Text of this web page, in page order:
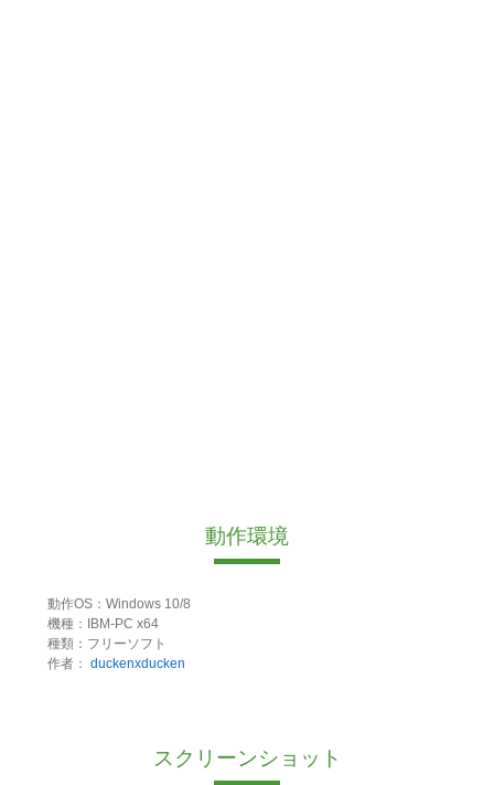
動作環境
動作OS：Windows 10/8
機種：IBM-PC x64
種類：フリーソフト
作者： duckenxducken
スクリーンショット